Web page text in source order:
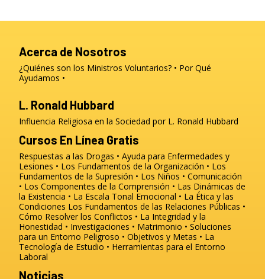
Acerca de Nosotros
¿Quiénes son los Ministros Voluntarios?
Por Qué
Ayudamos
L. Ronald Hubbard
Influencia Religiosa en la Sociedad por L. Ronald Hubbard
Cursos En Línea Gratis
Respuestas a las Drogas
Ayuda para Enfermedades y
Lesiones
Los Fundamentos de la Organización
Los
Fundamentos de la Supresión
Los Niños
Comunicación
Los Componentes de la Comprensión
Las Dinámicas de
la Existencia
La Escala Tonal Emocional
La Ética y las
Condiciones Los Fundamentos de las Relaciones Públicas
Cómo Resolver los Conflictos
La Integridad y la
Honestidad
Investigaciones Matrimonio
Soluciones
para un Entorno Peligroso
Objetivos y Metas
La
Tecnología de Estudio
Herramientas para el Entorno
Laboral
Noticias